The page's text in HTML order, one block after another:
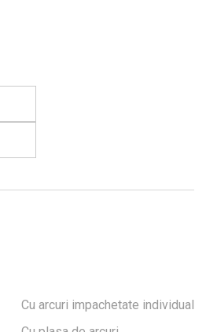
Cu arcuri impachetate individual